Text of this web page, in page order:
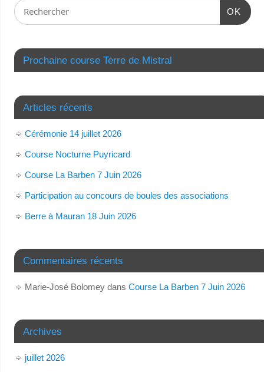
OK
Prochaine course Terre de Mistral
Articles récents
Cérémonie 14 juillet 2026
Course Nocturne Puyricard
Course La Barben 7 Juin 2026
Participation au concours de boules des associations
Berre à Mauran 18 Juin 2026
Commentaires récents
Marie-José Bolomeydans Course La Barben 7 Juin 2026
Archives
juillet 2026